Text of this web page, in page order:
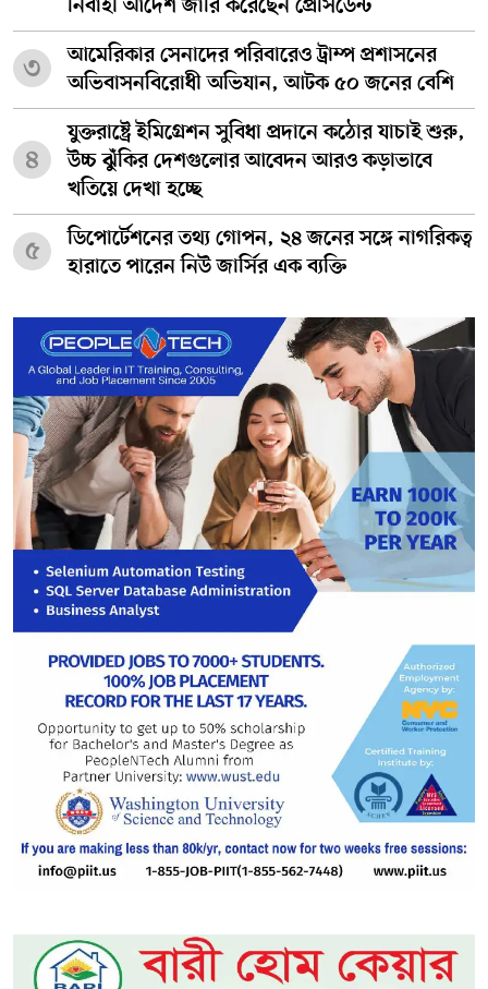
নির্বাহী আদেশ জারি করেছেন প্রেসিডেন্ট
৩
আমেরিকার সেনাদের পরিবারেও ট্রাম্প প্রশাসনের
অভিবাসনবিরোধী অভিযান, আটক ৫০ জনের বেশি
৪
যুক্তরাষ্ট্রে ইমিগ্রেশন সুবিধা প্রদানে কঠোর যাচাই শুরু,
উচ্চ ঝুঁকির দেশগুলোর আবেদন আরও কড়াভাবে
খতিয়ে দেখা হচ্ছে
৫
ডিপোর্টেশনের তথ্য গোপন, ২৪ জনের সঙ্গে নাগরিকত্ব
হারাতে পারেন নিউ জার্সির এক ব্যক্তি